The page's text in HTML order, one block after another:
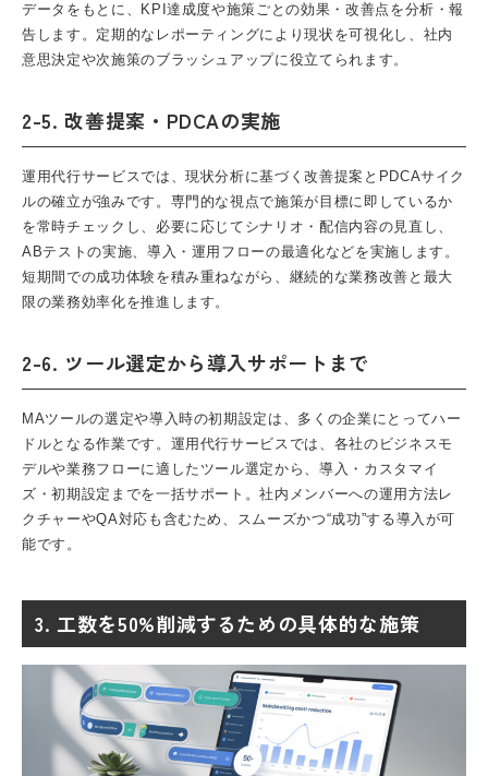
データをもとに、KPI達成度や施策ごとの効果・改善点を分析・報
告します。定期的なレポーティングにより現状を可視化し、社内
意思決定や次施策のブラッシュアップに役立てられます。
2-5. 改善提案・PDCAの実施
運用代行サービスでは、現状分析に基づく改善提案とPDCAサイク
ルの確立が強みです。専門的な視点で施策が目標に即しているか
を常時チェックし、必要に応じてシナリオ・配信内容の見直し、
ABテストの実施、導入・運用フローの最適化などを実施します。
短期間での成功体験を積み重ねながら、継続的な業務改善と最大
限の業務効率化を推進します。
2-6. ツール選定から導入サポートまで
MAツールの選定や導入時の初期設定は、多くの企業にとってハー
ドルとなる作業です。運用代行サービスでは、各社のビジネスモ
デルや業務フローに適したツール選定から、導入・カスタマイ
ズ・初期設定までを一括サポート。社内メンバーへの運用方法レ
クチャーやQA対応も含むため、スムーズかつ“成功”する導入が可
能です。
3. 工数を50%削減するための具体的な施策